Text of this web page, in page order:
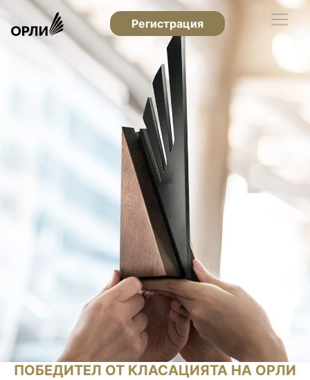
Регистрация
ПОБЕДИТЕЛ ОТ КЛАСАЦИЯТА НА ОРЛИ